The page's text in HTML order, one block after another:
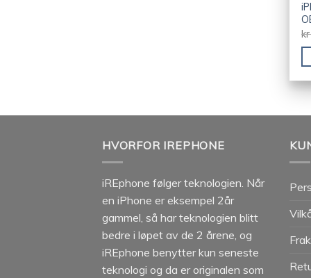
kr
HVORFOR IREPHONE
iREphone følger teknologien. Når
en iPhone er eksempel 2år
gammel, så har teknologien blitt
bedre i løpet av de 2 årene, og
iREphone benytter kun seneste
teknologi og da er originalen som